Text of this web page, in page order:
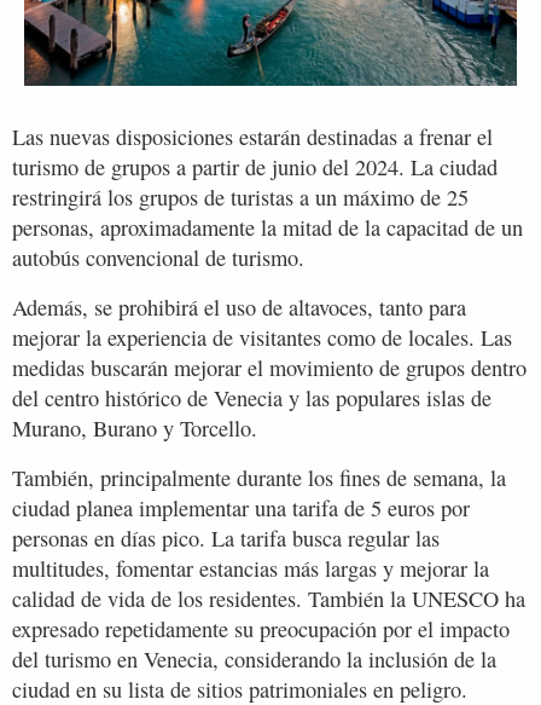
Las nuevas disposiciones estarán destinadas a frenar el
turismo de grupos a partir de junio del 2024. La ciudad
restringirá los grupos de turistas a un máximo de 25
personas, aproximadamente la mitad de la capacitad de un
autobús convencional de turismo.
Además, se prohibirá el uso de altavoces, tanto para
mejorar la experiencia de visitantes como de locales. Las
medidas buscarán mejorar el movimiento de grupos dentro
del centro histórico de Venecia y las populares islas de
Murano, Burano y Torcello.
También, principalmente durante los fines de semana, la
ciudad planea implementar una tarifa de 5 euros por
personas en días pico. La tarifa busca regular las
multitudes, fomentar estancias más largas y mejorar la
calidad de vida de los residentes. También la UNESCO ha
expresado repetidamente su preocupación por el impacto
del turismo en Venecia, considerando la inclusión de la
ciudad en su lista de sitios patrimoniales en peligro.